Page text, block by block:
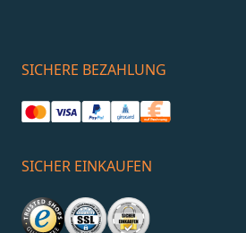
Raumgestaltung für ein
einladendes Gästebad
SICHERE BEZAHLUNG
SICHER EINKAUFEN